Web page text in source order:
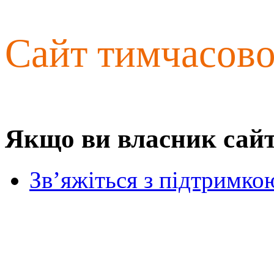
Сайт
Якщо ви власник
Зв’яжіться з